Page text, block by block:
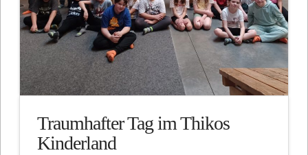
Traumhafter Tag im Thikos
Kinderland